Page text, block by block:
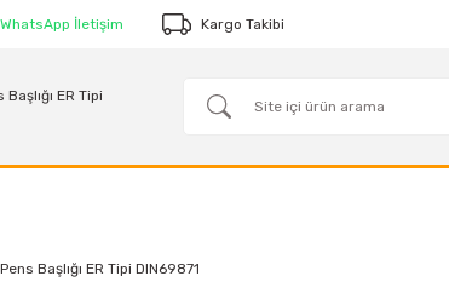
WhatsApp İletişim Kargo Takibi
Başlığı ER Tipi DIN69871